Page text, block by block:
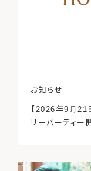
お知らせ
【2026年9月21
リーパーティー